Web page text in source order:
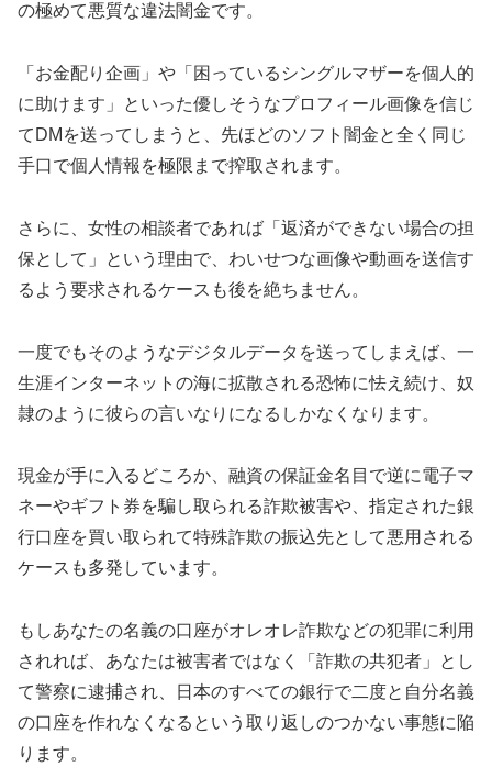
の極めて悪質な違法闇金です。
「お金配り企画」や「困っているシングルマザーを個人的
に助けます」といった優しそうなプロフィール画像を信じ
てDMを送ってしまうと、先ほどのソフト闇金と全く同じ
手口で個人情報を極限まで搾取されます。
さらに、女性の相談者であれば「返済ができない場合の担
保として」という理由で、わいせつな画像や動画を送信す
るよう要求されるケースも後を絶ちません。
一度でもそのようなデジタルデータを送ってしまえば、一
生涯インターネットの海に拡散される恐怖に怯え続け、奴
隷のように彼らの言いなりになるしかなくなります。
現金が手に入るどころか、融資の保証金名目で逆に電子マ
ネーやギフト券を騙し取られる詐欺被害や、指定された銀
行口座を買い取られて特殊詐欺の振込先として悪用される
ケースも多発しています。
もしあなたの名義の口座がオレオレ詐欺などの犯罪に利用
されれば、あなたは被害者ではなく「詐欺の共犯者」とし
て警察に逮捕され、日本のすべての銀行で二度と自分名義
の口座を作れなくなるという取り返しのつかない事態に陥
ります。